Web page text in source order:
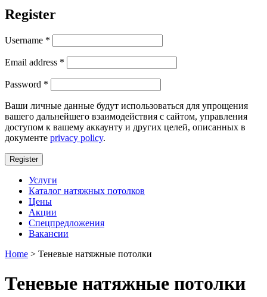
Register
Username *
Email address *
Password *
Ваши личные данные будут использоваться для упрощения
вашего дальнейшего взаимодействия с сайтом, управления
доступом к вашему аккаунту и других целей, описанных в
документе privacy policy.
Register
Услуги
Каталог натяжных потолков
Цены
Акции
Спецпредложения
Вакансии
Home > Теневые натяжные потолки
Теневые натяжные потолки